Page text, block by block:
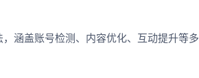
涵盖账号检测、内容优化、互动提升等多